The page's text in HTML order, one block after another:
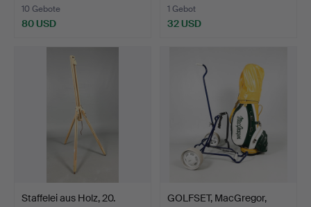
10 Gebote
80 USD
1 Gebot
32 USD
Staffelei aus Holz, 20.
GOLFSET, MacGregor,